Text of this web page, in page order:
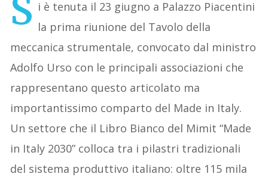
S i è tenuta il 23 giugno a Palazzo Piacentini
la prima riunione del Tavolo della
meccanica strumentale, convocato dal ministro
Adolfo Urso con le principali associazioni che
rappresentano questo articolato ma
importantissimo comparto del Made in Italy.
Un settore che il Libro Bianco del Mimit “Made
in Italy 2030” colloca tra i pilastri tradizionali
del sistema produttivo italiano: oltre 115 mila